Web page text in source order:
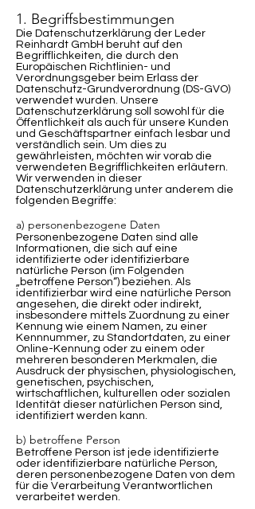
1. Begriffsbestimmungen
Die Datenschutzerklärung der Leder
Reinhardt GmbH beruht auf den
Begrifflichkeiten, die durch den
Europäischen Richtlinien- und
Verordnungsgeber beim Erlass der
Datenschutz-Grundverordnung (DS-GVO)
verwendet wurden. Unsere
Datenschutzerklärung soll sowohl für die
Öffentlichkeit als auch für unsere Kunden
und Geschäftspartner einfach lesbar und
verständlich sein. Um dies zu
gewährleisten, möchten wir vorab die
verwendeten Begrifflichkeiten erläutern.
Wir verwenden in dieser
Datenschutzerklärung unter anderem die
folgenden Begriffe:
a) personenbezogene Daten
Personenbezogene Daten sind alle
Informationen, die sich auf eine
identifizierte oder identifizierbare
natürliche Person (im Folgenden
„betroffene Person“) beziehen. Als
identifizierbar wird eine natürliche Person
angesehen, die direkt oder indirekt,
insbesondere mittels Zuordnung zu einer
Kennung wie einem Namen, zu einer
Kennnummer, zu Standortdaten, zu einer
Online-Kennung oder zu einem oder
mehreren besonderen Merkmalen, die
Ausdruck der physischen, physiologischen,
genetischen, psychischen,
wirtschaftlichen, kulturellen oder sozialen
Identität dieser natürlichen Person sind,
identifiziert werden kann.
b) betroffene Person
Betroffene Person ist jede identifizierte
oder identifizierbare natürliche Person,
deren personenbezogene Daten von dem
für die Verarbeitung Verantwortlichen
verarbeitet werden.